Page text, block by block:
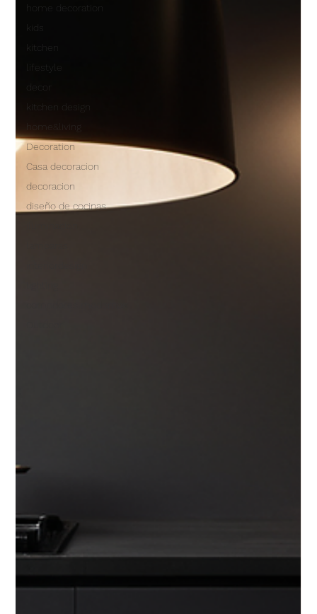
home decoration
kids
kitchen
lifestyle
decor
kitchen design
home&living
Decoration
Casa decoracion
decoracion
diseño de cocinas